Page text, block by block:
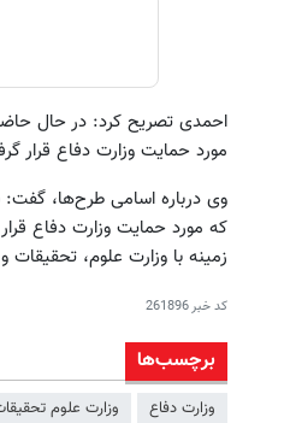
احمدی تصریح کرد: در حال
مورد حمایت وزارت دفاع قرار
وی درباره اسامی طرح‌ها، گفت:
زمینه با وزارت علوم، تحقيقات
کد خبر261896
برچسب‌ها
وزارت دفاع وزارت علوم